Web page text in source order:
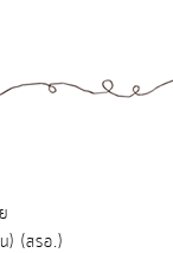
) (สรอ.)